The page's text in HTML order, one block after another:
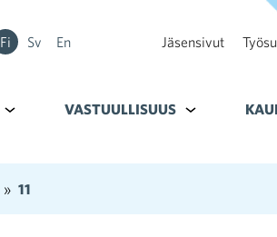
Fi Sv En Jäsensivut
Alavalikko kohteelle Tavoitteet
VASTUULLISUUS Alavalikko
11